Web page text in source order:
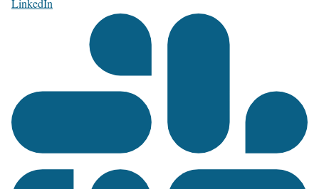
LinkedIn